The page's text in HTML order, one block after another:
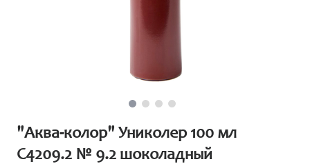
"Аква-колор" Униколер 100 мл
С4209.2 № 9.2 шоколадный